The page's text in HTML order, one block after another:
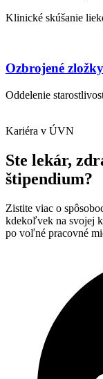
Klinické skúšanie
Ozbrojené zložky
Oddelenie
Kariéra v ÚVN
Ste lekár,
štipendium?
Zistite viac o
kdekoľvek na svojej
po voľné pracovné